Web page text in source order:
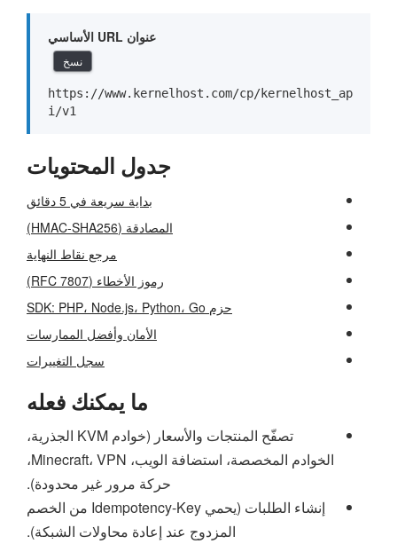
عنوان URL الأساسي
https://www.kernelhost.com/cp/kernelhost_ap
i/v1
نسخ
جدول المحتويات
بداية سريعة في 5 دقائق
المصادقة (HMAC-SHA256)
مرجع نقاط النهاية
رموز الأخطاء (RFC 7807)
حزم SDK: PHP، Node.js، Python، Go
الأمان وأفضل الممارسات
سجل التغييرات
ما يمكنك فعله
تصفّح المنتجات والأسعار (خوادم KVM الجذرية،
الخوادم المخصصة، استضافة الويب، Minecraft، VPN،
حركة مرور غير محدودة).
إنشاء الطلبات (يحمي Idempotency-Key من الخصم
المزدوج عند إعادة محاولات الشبكة).